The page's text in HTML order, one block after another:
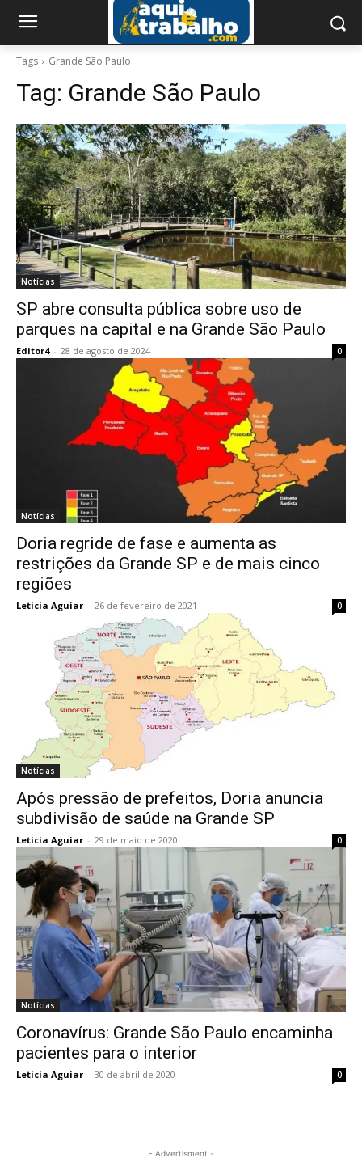
Tags Grande São Paulo
Tag: Grande São Paulo
Notícias
SP abre consulta pública sobre uso de
parques na capital e na Grande São Paulo
Editor4 - 28 de agosto de 2024 0
Notícias
Doria regride de fase e aumenta as
restrições da Grande SP e de mais cinco
regiões
Leticia Aguiar - 26 de fevereiro de 2021 0
Notícias
Após pressão de prefeitos, Doria anuncia
subdivisão de saúde na Grande SP
Leticia Aguiar - 29 de maio de 2020 0
Notícias
Coronavírus: Grande São Paulo encaminha
pacientes para o interior
Leticia Aguiar - 30 de abril de 2020 0
- Advertisment -